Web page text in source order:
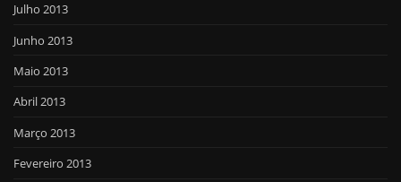
Julho 2013
Junho 2013
Maio 2013
Abril 2013
Março 2013
Fevereiro 2013